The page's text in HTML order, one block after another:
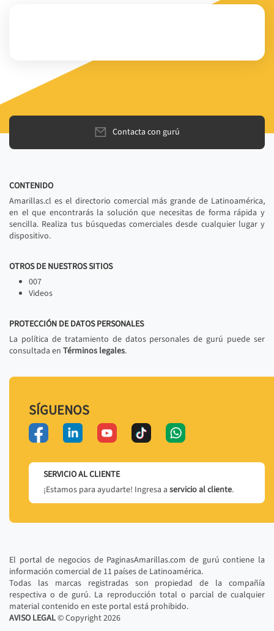
Contacta con gurú
CONTENIDO
Amarillas.cl es el directorio comercial más grande de Latinoamérica,
en el que encontrarás la solución que necesitas de forma rápida y
sencilla. Realiza tus búsquedas comerciales desde cualquier lugar y
dispositivo.
OTROS DE NUESTROS SITIOS
007
Videos
PROTECCIÓN DE DATOS PERSONALES
La política de tratamiento de datos personales de gurú puede ser
consultada en Términos legales.
SÍGUENOS
SERVICIO AL CLIENTE
¡Estamos para ayudarte! Ingresa a servicio al cliente.
El portal de negocios de PaginasAmarillas.com de gurú contiene la
información comercial de 11 países de Latinoamérica.
Todas las marcas registradas son propiedad de la compañía
respectiva o de gurú. La reproducción total o parcial de cualquier
material contenido en este portal está prohibido.
AVISO LEGAL© Copyright2026